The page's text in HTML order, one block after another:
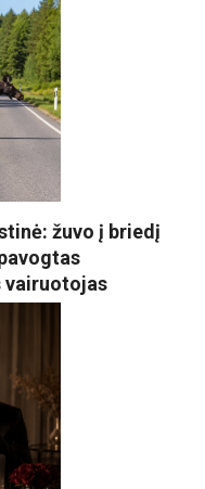
žuvo į briedį
vairuotojas